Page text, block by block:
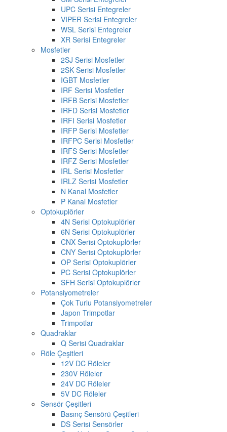
UPC Serisi Entegreler
VIPER Serisi Entegreler
WSL Serisi Entegreler
XR Serisi Entegreler
Mosfetler
2SJ Serisi Mosfetler
2SK Serisi Mosfetler
IGBT Mosfetler
IRF Serisi Mosfetler
IRFB Serisi Mosfetler
IRFD Serisi Mosfetler
IRFI Serisi Mosfetler
IRFP Serisi Mosfetler
IRFPC Serisi Mosfetler
IRFS Serisi Mosfetler
IRFZ Serisi Mosfetler
IRL Serisi Mosfetler
IRLZ Serisi Mosfetler
N Kanal Mosfetler
P Kanal Mosfetler
Optokuplörler
4N Serisi Optokuplörler
6N Serisi Optokuplörler
CNX Serisi Optokuplörler
CNY Serisi Optokuplörler
OP Serisi Optokuplörler
PC Serisi Optokuplörler
SFH Serisi Optokuplörler
Potansiyometreler
Çok Turlu Potansiyometreler
Japon Trimpotlar
Trimpotlar
Quadraklar
Q Serisi Quadraklar
Röle Çeşitleri
12V DC Röleler
230V Röleler
24V DC Röleler
5V DC Röleler
Sensör Çeşitleri
Basınç Sensörü Çeşitleri
DS Serisi Sensörler